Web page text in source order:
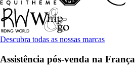
Descubra todas as nossas marcas
Assistência pós-venda na França